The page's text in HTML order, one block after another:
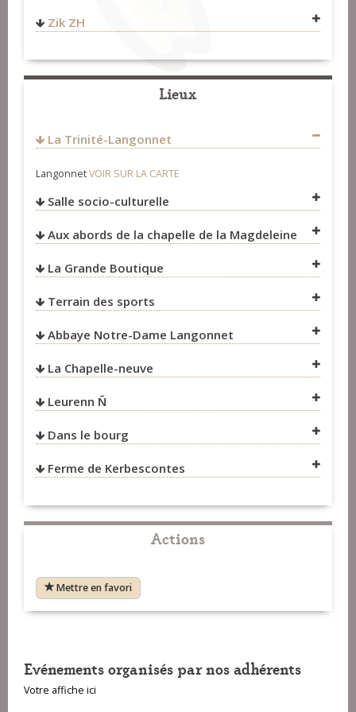
https://www.facebook.com/dourlepottierquartet/
Fest-Noz et Fest-Deiz >
Zik ZH
1 Lopriac
56630Langonnet
zik.zh@yahoo.com
http://zikzh.strikingly.com/
Fest-Noz et Fest-Deiz>
Concerts> Organisateurs
Lieux
La Trinité-Langonnet
LangonnetVOIR SUR LA CARTE
Salle socio-culturelle
Aux abords de la chapelle de la Magdeleine
VOIR SUR LA CARTE
La Grande Boutique
Terrain des sports
VOIR SUR LA CARTE
Abbaye Notre-Dame Langonnet
VOIR SUR LA CARTE
La Chapelle-neuve
Leurenn Ñ
VOIR SUR LA CARTE
Dans le bourg
VOIR SUR LA CARTE
Ferme de Kerbescontes
VOIR SUR LA CARTE
Actions
Mettre en favori
Evénements organisés par nos adhérents
Votre affiche ici